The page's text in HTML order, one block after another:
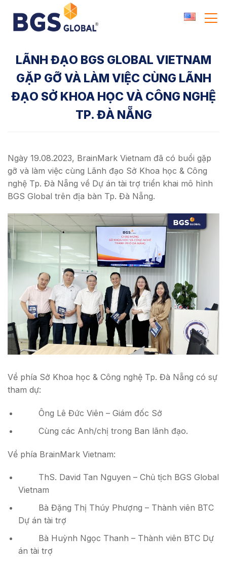
content
LÃNH ĐẠO BGS GLOBAL VIETNAM
GẶP GỠ VÀ LÀM VIỆC CÙNG LÃNH
ĐẠO SỞ KHOA HỌC VÀ CÔNG NGHỆ
TP. ĐÀ NẴNG
Ngày 19.08.2023, BrainMark Vietnam đã có buổi gặp
gỡ và làm việc cùng Lãnh đạo Sở Khoa học & Công
nghệ Tp. Đà Nẵng về Dự án tài trợ triển khai mô hình
BGS Global trên địa bàn Tp. Đà Nẵng.
Về phía Sở Khoa học & Công nghệ Tp. Đà Nẵng có sự
tham dự:
Ông Lê Đức Viên – Giám đốc Sở
Cùng các Anh/chị trong Ban lãnh đạo.
Về phía BrainMark Vietnam:
ThS. David Tan Nguyen – Chủ tịch BGS Global
Vietnam
Bà Đặng Thị Thúy Phượng – Thành viên BTC
Dự án tài trợ
Bà Huỳnh Ngọc Thanh – Thành viên BTC Dự
án tài trợ